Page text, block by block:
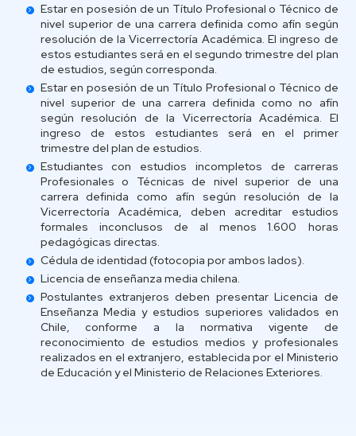
Estar en posesión de un Título Profesional o Técnico de
nivel superior de una carrera definida como afín según
resolución de la Vicerrectoría Académica. El ingreso de
estos estudiantes será en el segundo trimestre del plan
de estudios, según corresponda.
Estar en posesión de un Título Profesional o Técnico de
nivel superior de una carrera definida como no afín
según resolución de la Vicerrectoría Académica. El
ingreso de estos estudiantes será en el primer
trimestre del plan de estudios.
Estudiantes con estudios incompletos de carreras
Profesionales o Técnicas de nivel superior de una
carrera definida como afín según resolución de la
Vicerrectoría Académica, deben acreditar estudios
formales inconclusos de al menos 1.600 horas
pedagógicas directas.
Cédula de identidad (fotocopia por ambos lados).
Licencia de enseñanza media chilena.
Postulantes extranjeros deben presentar Licencia de
Enseñanza Media y estudios superiores validados en
Chile, conforme a la normativa vigente de
reconocimiento de estudios medios y profesionales
realizados en el extranjero, establecida por el Ministerio
de Educación y el Ministerio de Relaciones Exteriores.